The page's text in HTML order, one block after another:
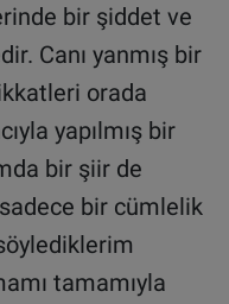
bir şiddet ve
Canı yanmış bir
orada
yapılmış bir
bir şiir de
bir cümlelik
tamamıyla